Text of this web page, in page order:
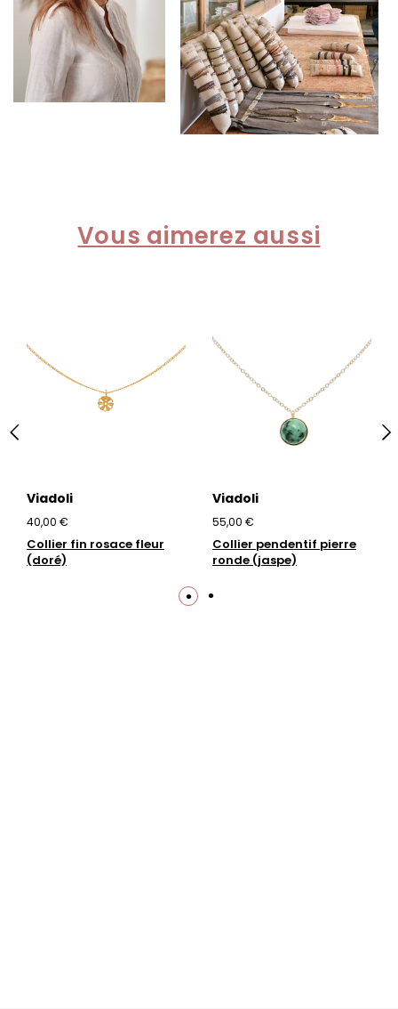
Vous aimerez aussi
Viadoli
40,00 €
Collier fin rosace fleur
(doré)
Viadoli
55,00 €
Collier pendentif pierre
ronde (jaspe)